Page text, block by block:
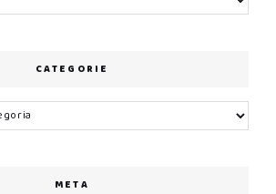
CATEGORIE
META